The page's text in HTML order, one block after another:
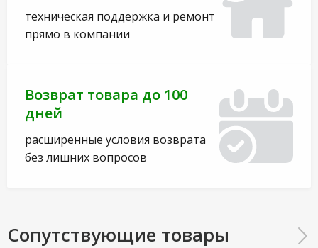
техническая поддержка и ремонт
прямо в компании
Возврат товара до 100
дней
расширенные условия возврата
без лишних вопросов
Сопутствующие товары